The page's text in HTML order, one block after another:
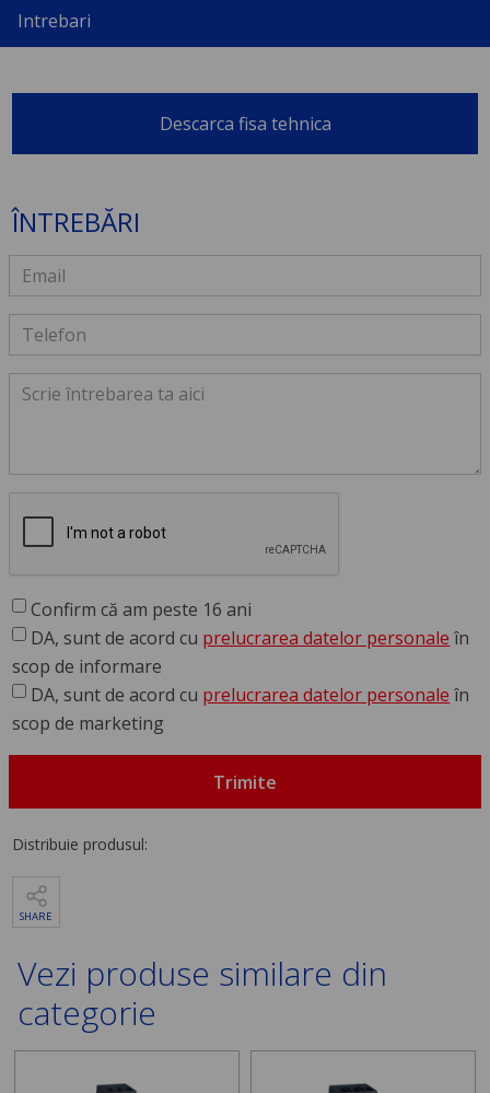
Intrebari
Descarca fisa tehnica
ÎNTREBĂRI
Confirm că am peste 16 ani
DA, sunt de acord cu prelucrarea datelor personale în
scop de informare
DA, sunt de acord cu prelucrarea datelor personale în
scop de marketing
Trimite
Distribuie produsul:
SHARE
Vezi produse similare din
categorie